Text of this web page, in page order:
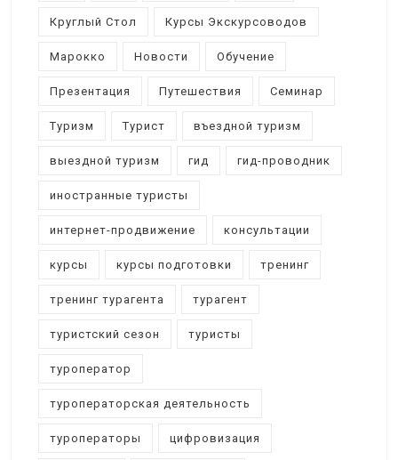
Круглый Стол Курсы Экскурсоводов
Марокко Новости Обучение
Презентация Путешествия Семинар
Туризм Турист въездной туризм
выездной туризм гид гид-проводник
иностранные туристы
интернет-продвижение консультации
курсы курсы подготовки тренинг
тренинг турагента турагент
туристский сезон туристы
туроператор
туроператорская деятельность
туроператоры цифровизация